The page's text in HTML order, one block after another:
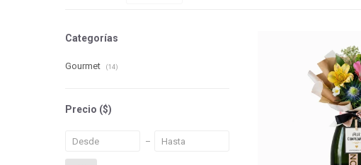
Categorías
Gourmet (14)
Precio ($)